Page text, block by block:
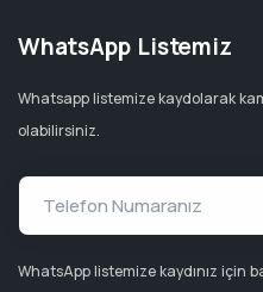
WhatsApp Listemiz
Whatsapp listemize kaydolarak
olabilirsiniz.
WhatsApp listemize kaydınız için